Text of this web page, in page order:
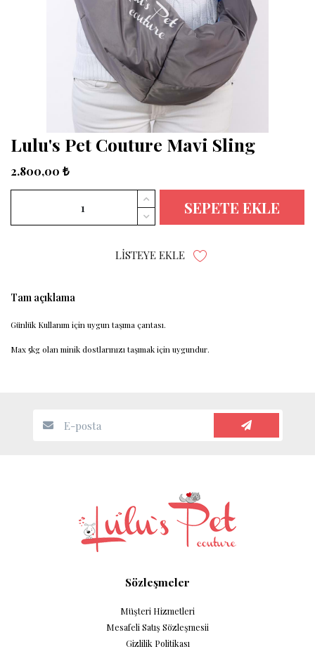
Lulu's Pet Couture Mavi Sling
2.800,00 ₺
SEPETE EKLE
LISTEYE EKLE
Tam açıklama
Günlük Kullanım için uygun taşıma çantası.
Max 5kg olan minik dostlarınızı taşımak için uygundur.
Sözleşmeler
Müşteri Hizmetleri
Mesafeli Satış Sözleşmesii
Gizlilik Politikası